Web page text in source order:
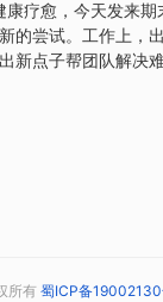
疗愈，今天发来期
的尝试。工作上，
新点子帮团队解决
，都不在话下。财运
有沟通机会。多关注
习惯，多运动、多冥
所有 蜀ICP备